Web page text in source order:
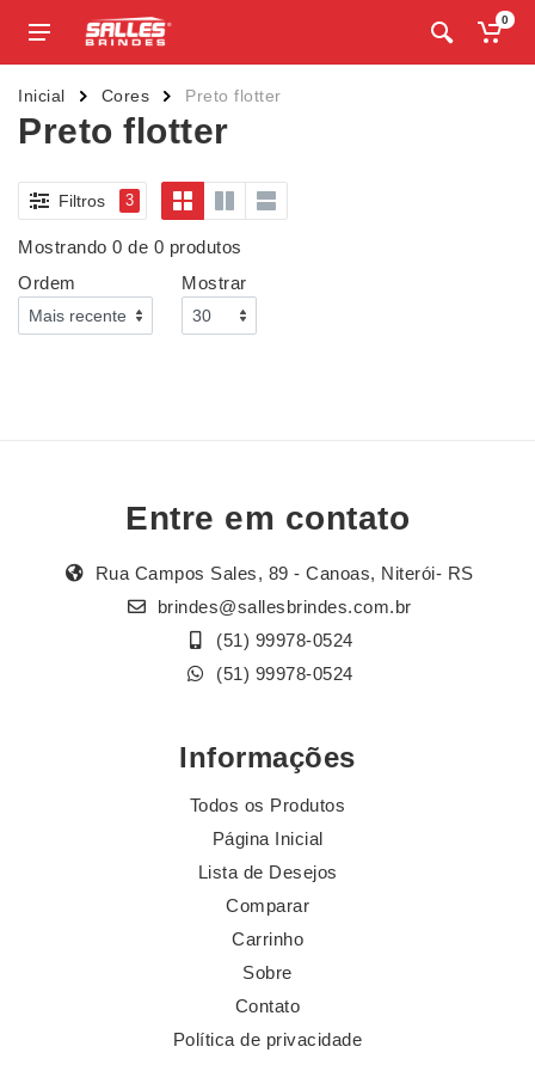
0
Inicial Cores Preto flotter
Preto flotter
Filtros 3
Mostrando 0 de 0 produtos
Ordem
Mostrar
Entre em contato
Rua Campos Sales, 89 - Canoas, Niterói- RS
brindes@sallesbrindes.com.br
(51) 99978-0524
(51) 99978-0524
Informações
Todos os Produtos
Página Inicial
Lista de Desejos
Comparar
Carrinho
Sobre
Contato
Política de privacidade